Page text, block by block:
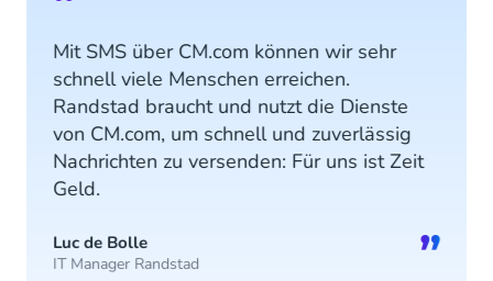
Mit SMS über CM.com können wir sehr
schnell viele Menschen erreichen.
Randstad braucht und nutzt die Dienste
von CM.com, um schnell und zuverlässig
Nachrichten zu versenden: Für uns ist Zeit
Geld.
Luc de Bolle
IT Manager Randstad ”